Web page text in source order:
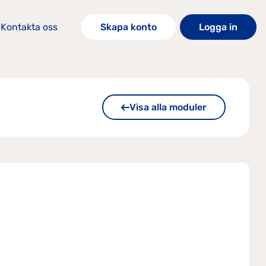
Kontakta oss Skapa konto Logga in
Visa alla moduler